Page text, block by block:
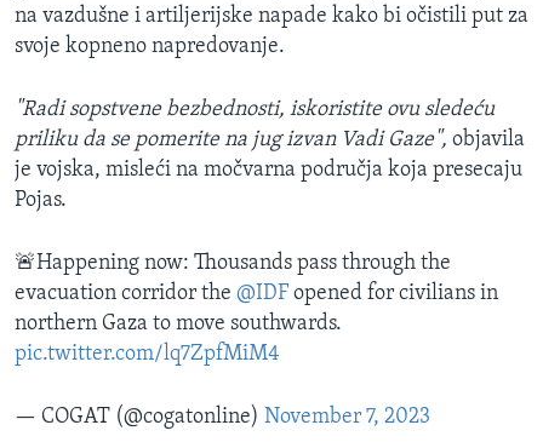
na vazdušne i artiljerijske napade kako bi očistili put za
svoje kopneno napredovanje.
"Radi sopstvene bezbednosti, iskoristite ovu sledeću
priliku da se pomerite na jug izvan Vadi Gaze", objavila
je vojska, misleći na močvarna područja koja presecaju
Pojas.
🚨Happening now: Thousands pass through the
evacuation corridor the @IDF opened for civilians in
northern Gaza to move southwards.
pic.twitter.com/lq7ZpfMiM4
— COGAT (@cogatonline) November 7, 2023